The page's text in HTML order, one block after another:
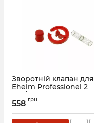
Зворотній клапан для
Eheim Professionel 2
350/600 (7444410)
Артикул:
558 грн